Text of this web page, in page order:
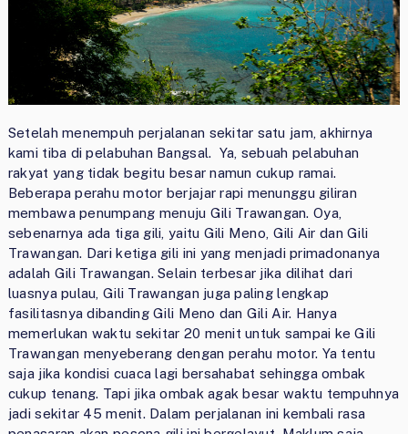
Setelah menempuh perjalanan sekitar satu jam, akhirnya
kami tiba di pelabuhan Bangsal. Ya, sebuah pelabuhan
rakyat yang tidak begitu besar namun cukup ramai.
Beberapa perahu motor berjajar rapi menunggu giliran
membawa penumpang menuju Gili Trawangan. Oya,
sebenarnya ada tiga gili, yaitu Gili Meno, Gili Air dan Gili
Trawangan. Dari ketiga gili ini yang menjadi primadonanya
adalah Gili Trawangan. Selain terbesar jika dilihat dari
luasnya pulau, Gili Trawangan juga paling lengkap
fasilitasnya dibanding Gili Meno dan Gili Air. Hanya
memerlukan waktu sekitar 20 menit untuk sampai ke Gili
Trawangan menyeberang dengan perahu motor. Ya tentu
saja jika kondisi cuaca lagi bersahabat sehingga ombak
cukup tenang. Tapi jika ombak agak besar waktu tempuhnya
jadi sekitar 45 menit. Dalam perjalanan ini kembali rasa